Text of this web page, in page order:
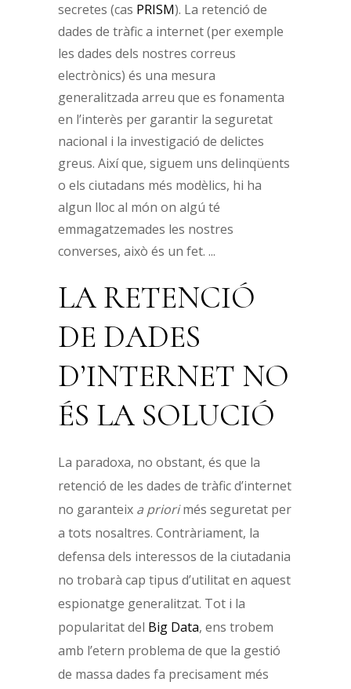
secretes (cas PRISM). La retenció de
dades de tràfic a internet (per exemple
les dades dels nostres correus
electrònics) és una mesura
generalitzada arreu que es fonamenta
en l’interès per garantir la seguretat
nacional i la investigació de delictes
greus. Així que, siguem uns delinqüents
o els ciutadans més modèlics, hi ha
algun lloc al món on algú té
emmagatzemades les nostres
converses, això és un fet.
LA RETENCIÓ
DE DADES
D’INTERNET NO
ÉS LA SOLUCIÓ
La paradoxa, no obstant, és que la
retenció de les dades de tràfic d’internet
no garanteix a priorimés seguretat per
a tots nosaltres. Contràriament, la
defensa dels interessos de la ciutadania
no trobarà cap tipus d’utilitat en aquest
espionatge generalitzat. Tot i la
popularitat del Big Data, ens trobem
amb l’etern problema de que la gestió
de massa dades fa precisament més